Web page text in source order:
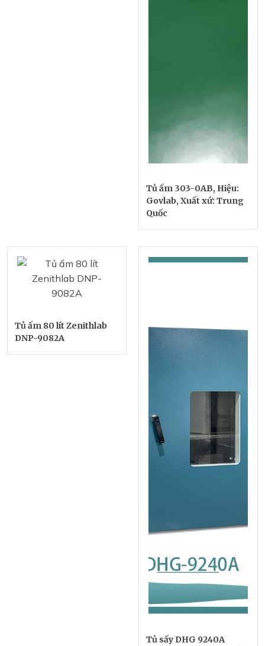
Tủ ấm 303-0AB, Hiệu:
Govlab, Xuất xứ: Trung
Quốc
Tủ ấm 80 lít Zenithlab
DNP-9082A
Tủ sấy DHG 9240A